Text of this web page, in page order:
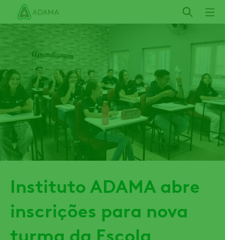
conteúdo
principal
Instituto ADAMA abre
inscrições para nova
turma da Escola